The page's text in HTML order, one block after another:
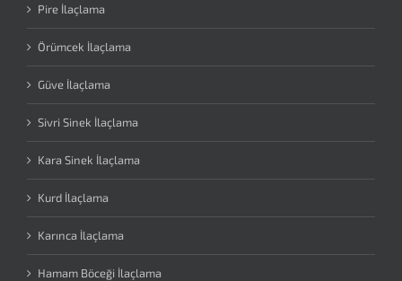
Pire İlaçlama
Örümcek İlaçlama
Güve İlaçlama
Sivri Sinek İlaçlama
Kara Sinek İlaçlama
Kurd İlaçlama
Karınca İlaçlama
Hamam Böceği İlaçlama